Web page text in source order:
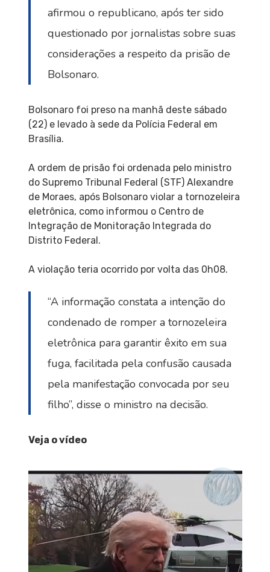
afirmou o republicano, após ter sido
questionado por jornalistas sobre suas
considerações a respeito da prisão de
Bolsonaro.
Bolsonaro foi preso na manhã deste sábado
(22) e levado à sede da Polícia Federal em
Brasília.
A ordem de prisão foi ordenada pelo ministro
do Supremo Tribunal Federal (STF) Alexandre
de Moraes, após Bolsonaro violar a tornozeleira
eletrônica, como informou o Centro de
Integração de Monitoração Integrada do
Distrito Federal.
A violação teria ocorrido por volta das 0h08.
“A informação constata a intenção do
condenado de romper a tornozeleira
eletrônica para garantir êxito em sua
fuga, facilitada pela confusão causada
pela manifestação convocada por seu
filho”, disse o ministro na decisão.
Veja o vídeo
Tocador
de
vídeo